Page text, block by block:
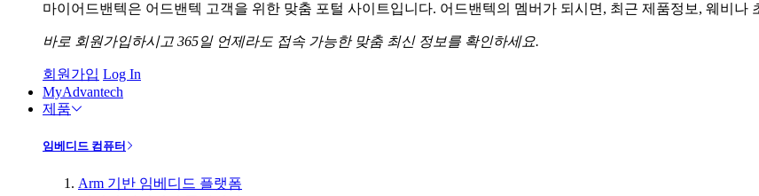
마이어드밴텍은 어드밴텍 고객을 위한 맞춤 포털 사이트입니다. 어드밴텍의 멤버가 되시면, 최근 제품정보, 웨비나
바로 회원가입하시고 365일 언제라도 접속 가능한 맞춤 최신 정보를 확인하세요.
회원가입 Log In
MyAdvantech
제품
임베디드 컴퓨터
Arm 기반 임베디드 플랫폼